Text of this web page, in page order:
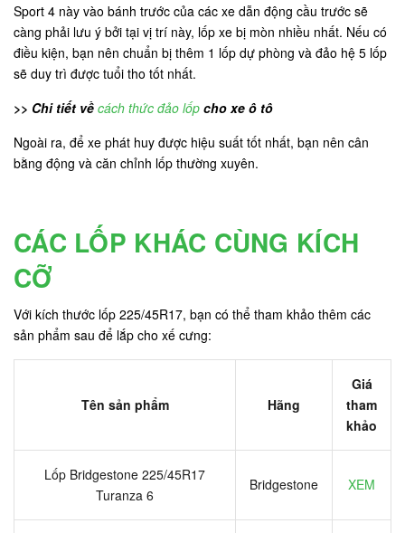
Sport 4 này vào bánh trước của các xe dẫn động cầu trước sẽ
càng phải lưu ý bởi tại vị trí này, lốp xe bị mòn nhiều nhất. Nếu có
điều kiện, bạn nên chuẩn bị thêm 1 lốp dự phòng và đảo hệ 5 lốp
sẽ duy trì được tuổi tho tốt nhất.
>> Chi tiết về cách thức đảo lốp cho xe ô tô
Ngoài ra, để xe phát huy được hiệu suất tốt nhất, bạn nên cân
bằng động và căn chỉnh lốp thường xuyên.
CÁC LỐP KHÁC CÙNG KÍCH
CỠ
Với kích thước lốp 225/45R17, bạn có thể tham khảo thêm các
sản phẩm sau để lắp cho xế cưng:
Tên sản phẩm Hãng
Giá
tham
khảo
Lốp Bridgestone 225/45R17
Turanza 6
Bridgestone XEM